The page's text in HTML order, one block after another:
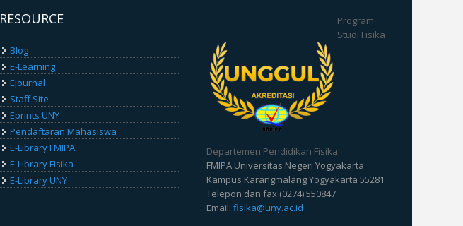
RESOURCE
Blog
E-Learning
Ejournal
Staff Site
Eprints UNY
Pendaftaran Mahasiswa
E-Library FMIPA
E-Library Fisika
E-Library UNY
Program
Studi Fisika
Departemen Pendidikan Fisika
FMIPA Universitas Negeri Yogyakarta
Kampus Karangmalang Yogyakarta 55281
Telepon dan fax (0274) 550847
Email: fisika@uny.ac.id